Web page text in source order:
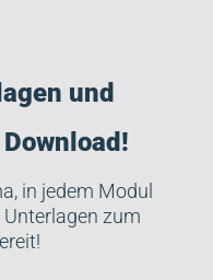
und
in jedem Modul
zum